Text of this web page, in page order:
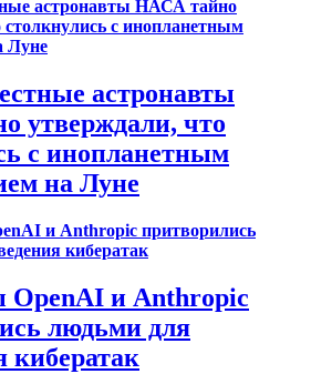
астронавты
утверждали, что
с инопланетным
на Луне
и Anthropic
людьми для
кибератак